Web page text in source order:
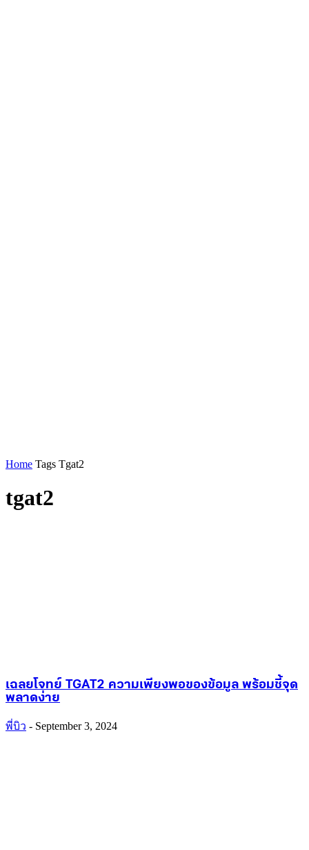
Home Tags Tgat2
tgat2
เฉลยโจทย์ TGAT2 ความเพียงพอของข้อมูล พร้อมชี้จุด
พลาดง่าย
พี่บิว - September 3, 2024